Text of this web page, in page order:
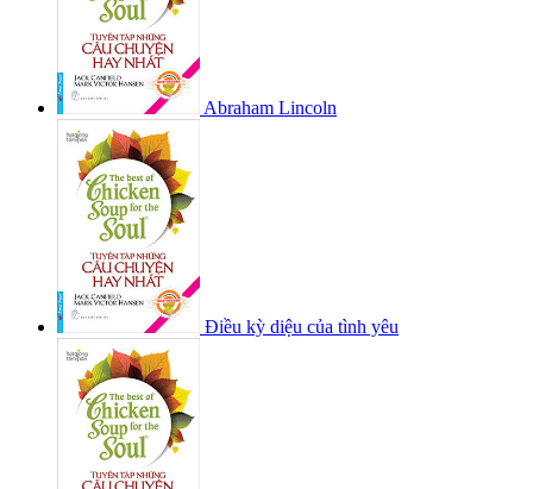
Abraham Lincoln
Điều kỳ diệu của tình yêu